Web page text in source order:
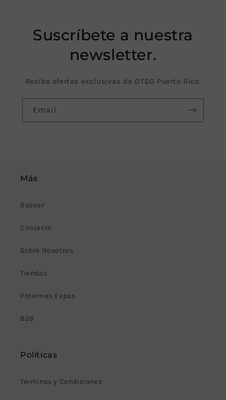
Suscríbete a nuestra
newsletter.
Recibe ofertas exclusivas de OTSO Puerto Rico.
Email
Más
Buscar
Contacto
Sobre Nosotros
Tiendas
Próximas Expos
B2B
Políticas
Términos y Condiciones